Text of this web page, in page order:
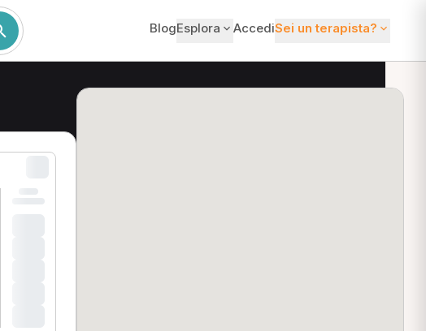
BlogEsplora AccediSei un terapista?